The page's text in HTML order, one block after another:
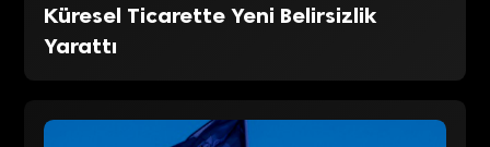
Küresel Ticarette Yeni Belirsizlik
Yarattı